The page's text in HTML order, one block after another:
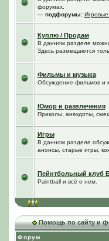
форумах.
— подфорумы:
Куплю / Продам
В данном разделе
Здесь размещаются
Фильмы и музыка
Обсуждение фильмов и
Юмор и развлечения
Приколы, анекдоты,
Игры
В данном разделе
анонсы, старые игры,
Пейнтбольный клуб
Paintball и всё о нем.
Помощь по сайту и
Форум